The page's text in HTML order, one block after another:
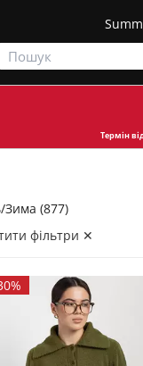
Термін
Зима (877)
фільтри ✕